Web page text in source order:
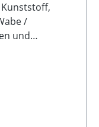
Kunststoff,
/
und
dir nach